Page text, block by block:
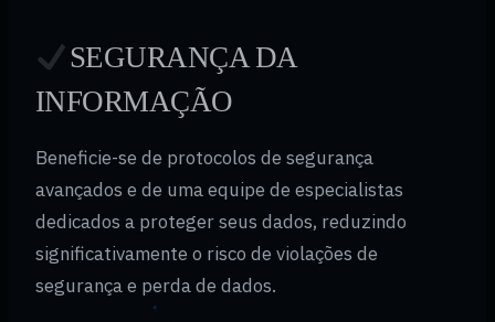
SEGURANÇA DA
INFORMAÇÃO
Beneficie-se de protocolos de segurança
avançados e de uma equipe de especialistas
dedicados a proteger seus dados, reduzindo
significativamente o risco de violações de
segurança e perda de dados.